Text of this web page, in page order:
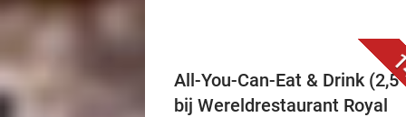
All-You-Can-Eat & Drink (2,5
bij Wereldrestaurant Royal